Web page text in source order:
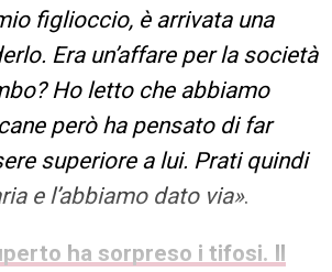
figlioccio, è arrivata una
Era un’affare per la società
Ho letto che abbiamo
però ha pensato di far
superiore a lui. Prati quindi
e l’abbiamo dato via».
ha sorpreso i tifosi. Il